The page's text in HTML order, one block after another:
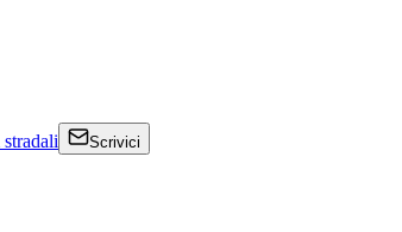
stradali Scrivici